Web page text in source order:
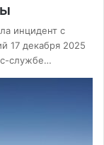
инцидент с
17 декабря 2025
службе…